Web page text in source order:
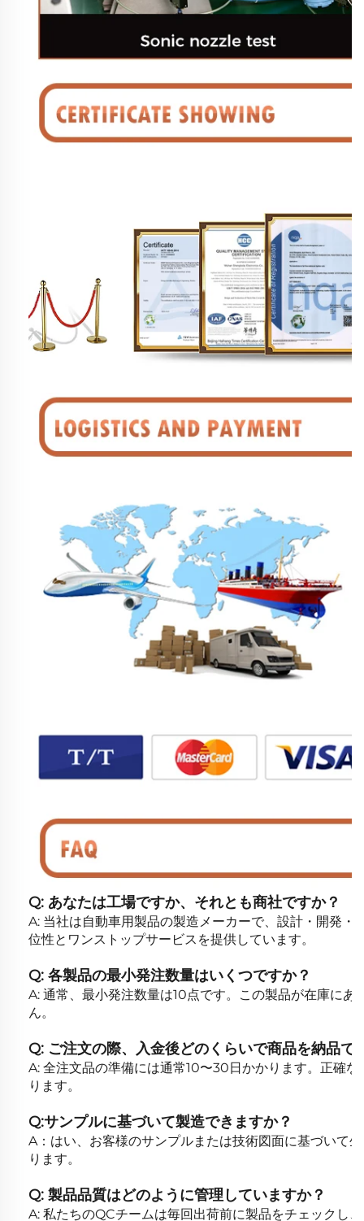
Q: あなたは工場ですか、それとも商社ですか？
A: 当社は自動車用製品の製造メーカーで、設計・開発
位性とワンストップサービスを提供しています。
Q: 各製品の最小発注数量はいくつですか？
A: 通常、最小発注数量は10点です。この製品が在庫に
ん。
Q: ご注文の際、入金後どのくらいで商品を納品で
A: 全注文品の準備には通常10〜30日かかります。正確
ります。
Q:サンプルに基づいて製造できますか？
A：はい、お客様のサンプルまたは技術図面に基づいて
ります。
Q: 製品品質はどのように管理していますか？
A: 私たちのQCチームは毎回出荷前に製品をチェックし